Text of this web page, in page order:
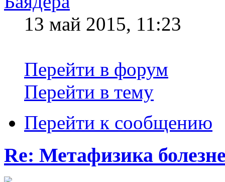
13 май 2015, 11:23
Перейти в форум
Перейти в тему
Перейти к сообщению
Re: Метафизика